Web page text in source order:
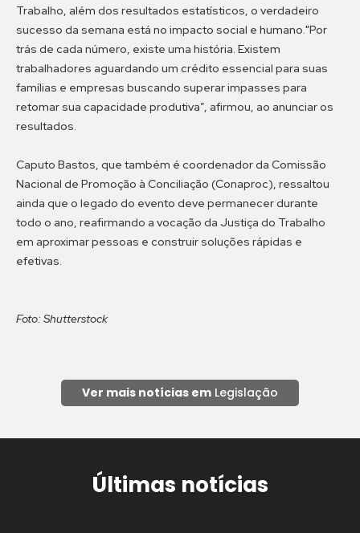
Trabalho, além dos resultados estatísticos, o verdadeiro
sucesso da semana está no impacto social e humano."Por
trás de cada número, existe uma história. Existem
trabalhadores aguardando um crédito essencial para suas
famílias e empresas buscando superar impasses para
retomar sua capacidade produtiva”, afirmou, ao anunciar os
resultados.
Caputo Bastos, que também é coordenador da Comissão
Nacional de Promoção à Conciliação (Conaproc), ressaltou
ainda que o legado do evento deve permanecer durante
todo o ano, reafirmando a vocação da Justiça do Trabalho
em aproximar pessoas e construir soluções rápidas e
efetivas.
Foto: Shutterstock
Ver mais notícias em Legislação
Últimas notícias